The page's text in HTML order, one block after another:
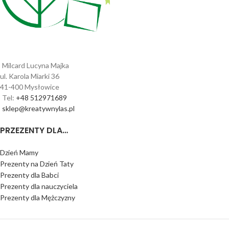
Milcard Lucyna Majka
ul. Karola Miarki 36
41-400 Mysłowice
Tel: +48 512971689
sklep@kreatywnylas.pl
PRZEZENTY DLA…
Dzień Mamy
Prezenty na Dzień Taty
Prezenty dla Babci
Prezenty dla nauczyciela
Prezenty dla Mężczyzny